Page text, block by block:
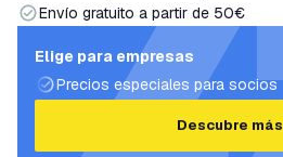
Envío gratuito a partir de 50€
Elige para empresas
Precios especiales para socios
Descubre más